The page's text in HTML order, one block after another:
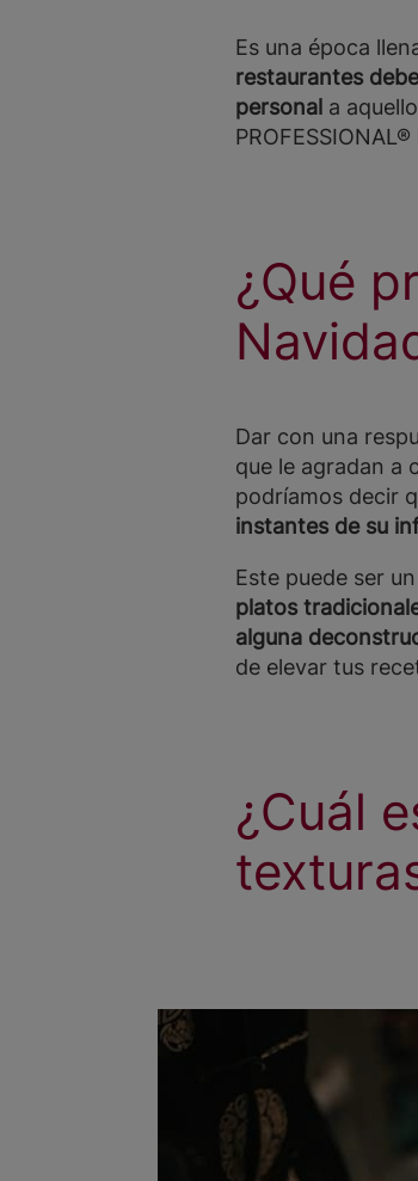
Es una época
restaurantes
personal a
¿Qué
Dar con una
que le agradan a
podríamos decir
instantes de su
Este puede ser
platos
alguna
de elevar tus
¿Cuál